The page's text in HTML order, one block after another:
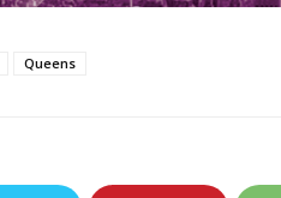
Queens